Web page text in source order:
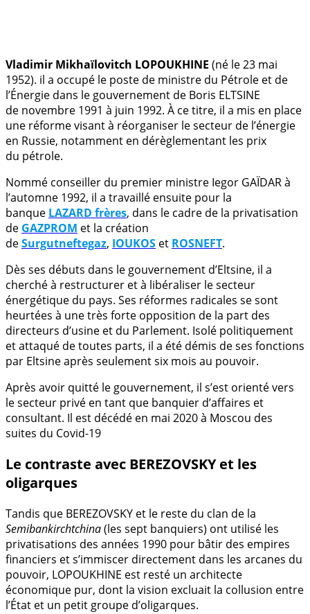
Vladimir Mikhaïlovitch LOPOUKHINE (né le 23 mai
1952). il a occupé le poste de ministre du Pétrole et de
l’Énergie dans le gouvernement de Boris ELTSINE
de novembre 1991 à juin 1992. À ce titre, il a mis en place
une réforme visant à réorganiser le secteur de l’énergie
en Russie, notamment en dérèglementant les prix
du pétrole.
Nommé conseiller du premier ministre Iegor GAÏDAR à
l’automne 1992, il a travaillé ensuite pour la
banque LAZARD frères, dans le cadre de la privatisation
de GAZPROM et la création
deSurgutneftegaz, IOUKOS et ROSNEFT.
Dès ses débuts dans le gouvernement d’Eltsine, il a
cherché à restructurer et à libéraliser le secteur
énergétique du pays. Ses réformes radicales se sont
heurtées à une très forte opposition de la part des
directeurs d’usine et du Parlement. Isolé politiquement
et attaqué de toutes parts, il a été démis de ses fonctions
par Eltsine après seulement six mois au pouvoir.
Après avoir quitté le gouvernement, il s’est orienté vers
le secteur privé en tant que banquier d’affaires et
consultant. Il est décédé en mai 2020 à Moscou des
suites du Covid-19
Le contraste avec BEREZOVSKY et les
oligarques
Tandis que BEREZOVSKY et le reste du clan de la
Semibankirchtchina(les sept banquiers) ont utilisé les
privatisations des années 1990 pour bâtir des empires
financiers et s’immiscer directement dans les arcanes du
pouvoir, LOPOUKHINE est resté un architecte
économique pur, dont la vision excluait la collusion entre
l’État et un petit groupe d’oligarques.